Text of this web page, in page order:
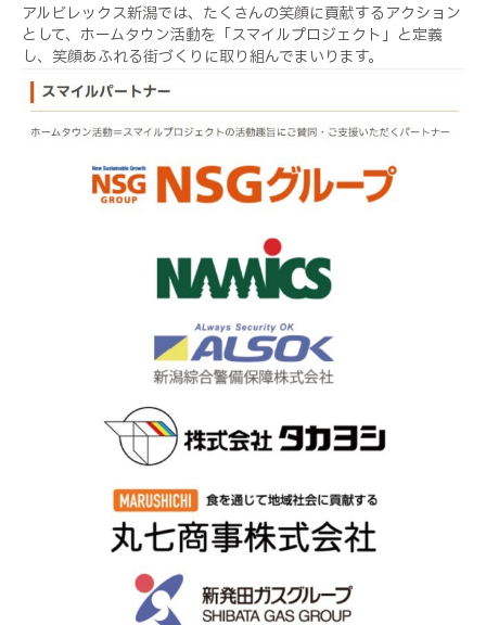
アルビレックス新潟では、たくさんの笑顔に貢献するアクション
として、ホームタウン活動を「スマイルプロジェクト」と定義
し、笑顔あふれる街づくりに取り組んでまいります。